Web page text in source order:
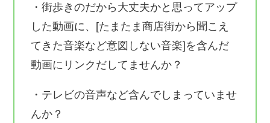
・街歩きのだから大丈夫かと思ってアップ
した動画に、[たまたま商店街から聞こえ
てきた音楽など意図しない音楽]を含んだ
動画にリンクだしてませんか？
・テレビの音声など含んでしまっていませ
んか？